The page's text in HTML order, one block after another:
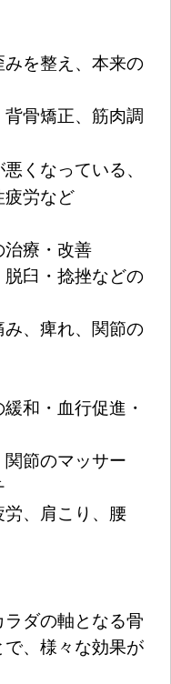
を整え、本来の
正、筋肉調
くなっている、
疲労など
療・改善
捻挫などの
れ、関節の
和・血行促進・
マッサー
こり、腰
ダの軸となる骨
、様々な効果が